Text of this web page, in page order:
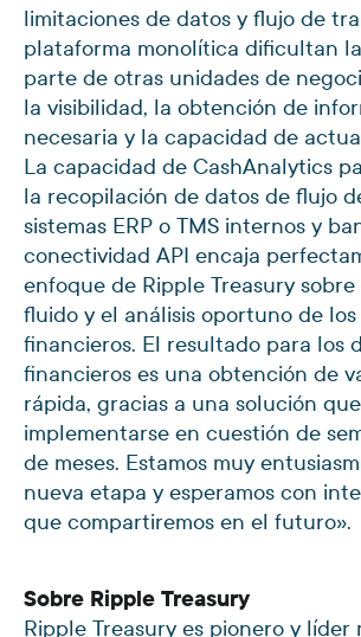
limitaciones de datos y flujo de
plataforma monolítica dificultan
parte de otras unidades de
la visibilidad, la obtención de
necesaria y la capacidad de
La capacidad de CashAnalytics
la recopilación de datos de flujo
sistemas ERP o TMS internos y
conectividad API encaja
enfoque de Ripple Treasury
fluido y el análisis oportuno de
financieros. El resultado para los
financieros es una obtención de
rápida, gracias a una solución
implementarse en cuestión de
de meses. Estamos muy
nueva etapa y esperamos con
que compartiremos en el futuro».
Sobre Ripple Treasury
Ripple Treasury es pionero y líder